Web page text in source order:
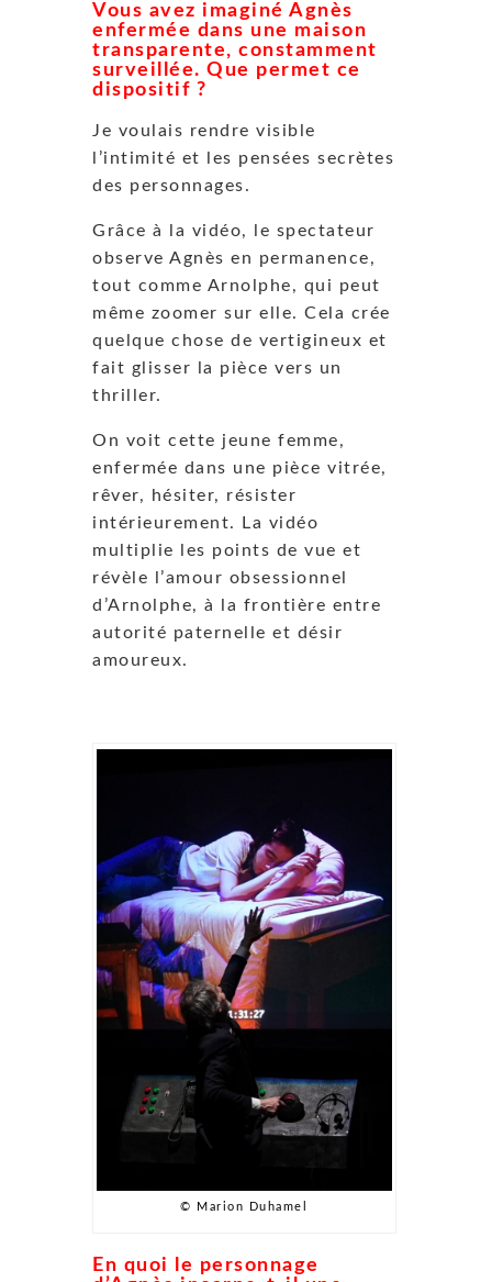
Vous avez imaginé Agnès
enfermée dans une maison
transparente, constamment
surveillée. Que permet ce
dispositif ?
Je voulais rendre visible
l’intimité et les pensées secrètes
des personnages.
Grâce à la vidéo, le spectateur
observe Agnès en permanence,
tout comme Arnolphe, qui peut
même zoomer sur elle. Cela crée
quelque chose de vertigineux et
fait glisser la pièce vers un
thriller.
On voit cette jeune femme,
enfermée dans une pièce vitrée,
rêver, hésiter, résister
intérieurement. La vidéo
multiplie les points de vue et
révèle l’amour obsessionnel
d’Arnolphe, à la frontière entre
autorité paternelle et désir
amoureux.
© Marion Duhamel
En quoi le personnage